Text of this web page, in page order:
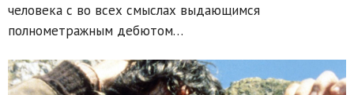
человека с во всех смыслах выдающимся
полнометражным дебютом…